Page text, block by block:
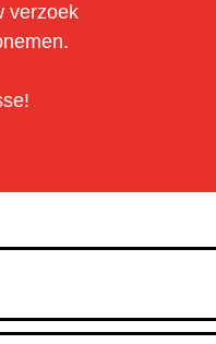
verzoek